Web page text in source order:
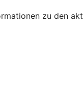
zu den